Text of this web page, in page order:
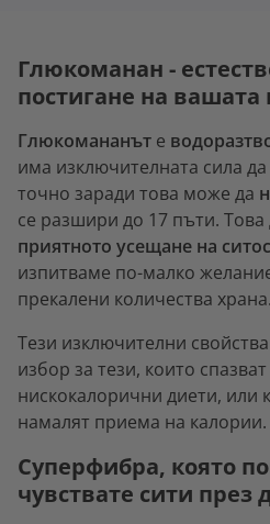
Глюкоманан -
постигане на
Глюкомананът е
има изключителната сила
точно заради това може да
се разшири до 17 пъти. Това
приятното усещане на
изпитваме по-малко
прекалени количества храна.
Тези изключителни
избор за тези, които спазват
нискокалорични диети, или
намалят приема на калории.
Суперфибра, която
чувствате сити през